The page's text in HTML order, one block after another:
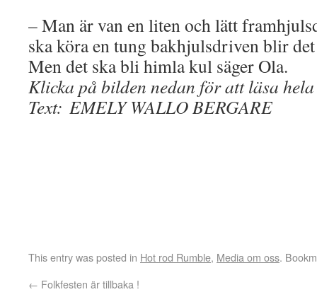
– Man är van en liten och lätt
ska köra en tung bakhjulsdriven blir
Men det ska bli himla kul säger Ola.
Klicka på bilden nedan för att läsa
Text: EMELY WALLO BERGARE
This entry was posted in Hot rod Rumble, Media om oss.
← Folkfesten är tillbaka !